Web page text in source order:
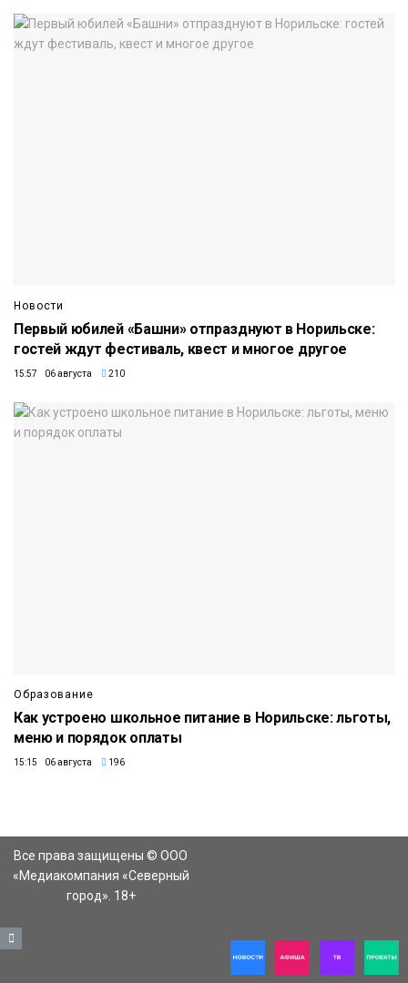
Новости
Первый юбилей «Башни» отпразднуют в Норильске:
гостей ждут фестиваль, квест и многое другое
15:57 06 августа 210
Образование
Как устроено школьное питание в Норильске: льготы,
меню и порядок оплаты
15:15 06 августа 196
Все права защищены © ООО
«Медиакомпания «Северный
город». 18+